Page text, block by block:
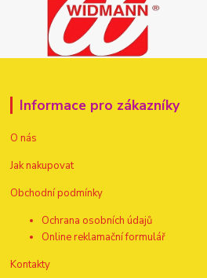
Informace pro zákazníky
O nás
Jak nakupovat
Obchodní podmínky
Ochrana osobních údajů
Online reklamační formulář
Kontakty